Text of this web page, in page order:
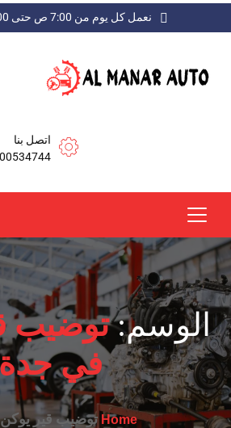
نعمل كل يوم من 7:00 ص حتى 9:00 م عدا الجمعة
اتصل بنا
الوسم:توضيب
في
Home توضيب قير